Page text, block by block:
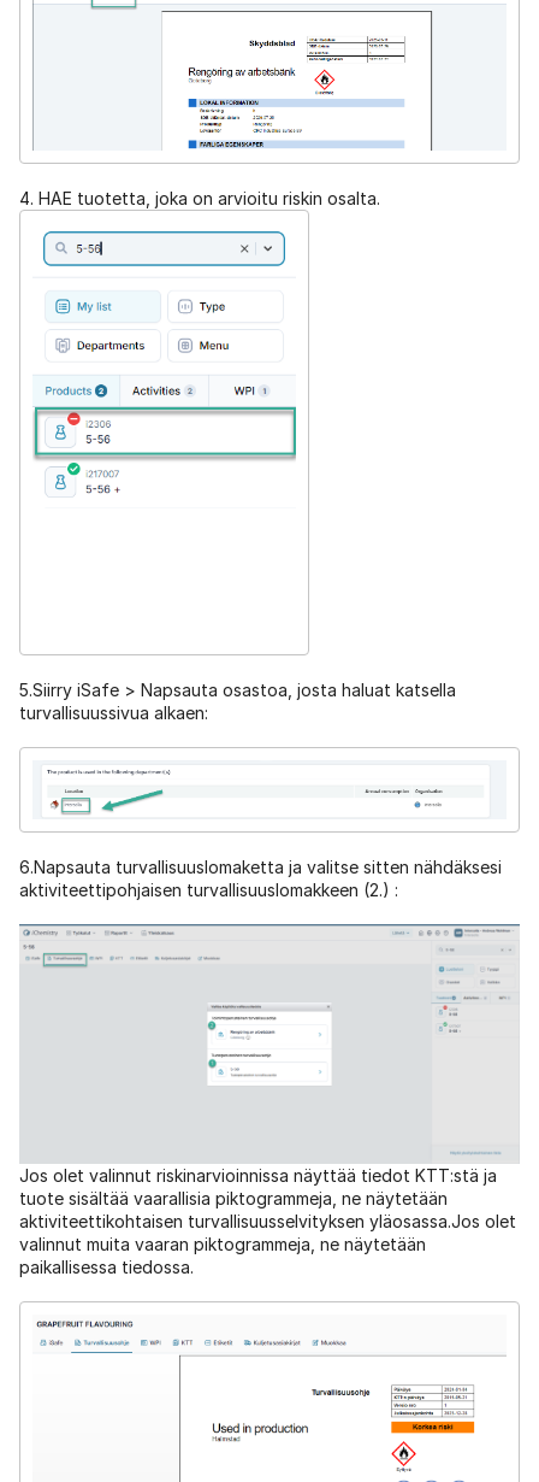
4. HAE tuotetta, joka on arvioitu riskin osalta.
5.Siirry iSafe > Napsauta osastoa, josta haluat katsella
turvallisuussivua alkaen:
6.Napsauta turvallisuuslomaketta ja valitse sitten nähdäksesi
aktiviteettipohjaisen turvallisuuslomakkeen (2.) :
Jos olet valinnut riskinarvioinnissa näyttää tiedot KTT:stä ja
tuote sisältää vaarallisia piktogrammeja, ne näytetään
aktiviteettikohtaisen turvallisuusselvityksen yläosassa.Jos olet
valinnut muita vaaran piktogrammeja, ne näytetään
paikallisessa tiedossa.